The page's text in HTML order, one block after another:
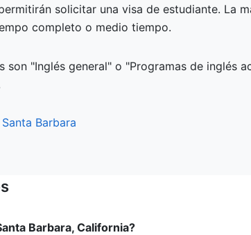
solicitar una visa de estudiante. La
completo o medio tiempo.
son "Inglés general" o "Programas de inglés
Barbara
Barbara, California?